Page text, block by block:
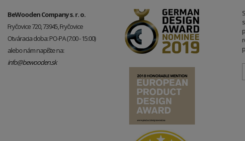
BeWooden Company s. r. o.
Fryčovice 720, 73945, Fryčovice
Otváracia doba: PO-PA (7:00 - 15:00)
alebo nám napíšte na:
info@bewooden.sk